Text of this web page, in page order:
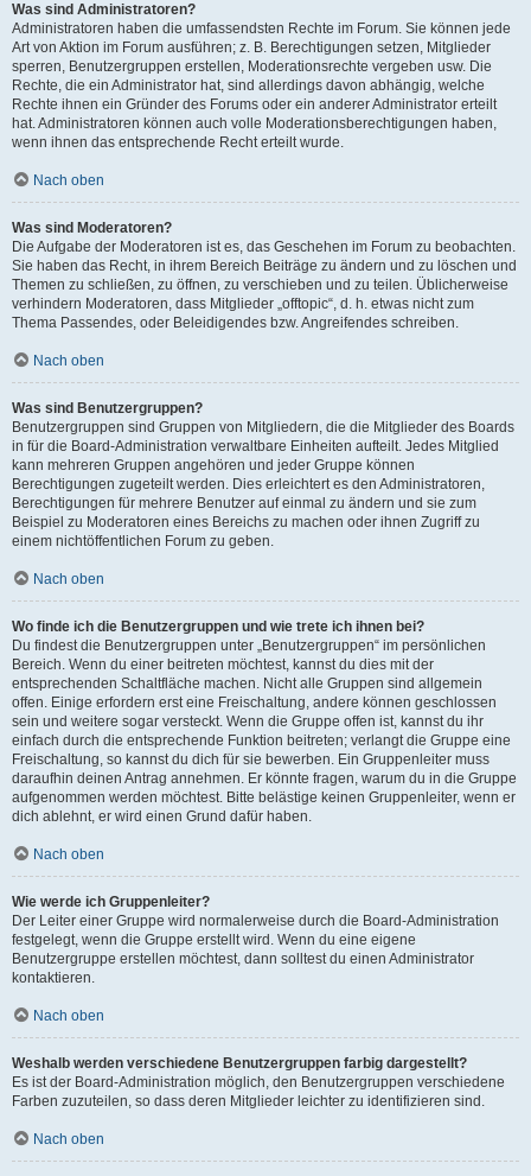
Was sind Administratoren?
Administratoren haben die umfassendsten Rechte im Forum. Sie können jede
Art von Aktion im Forum ausführen; z. B. Berechtigungen setzen, Mitglieder
sperren, Benutzergruppen erstellen, Moderationsrechte vergeben usw. Die
Rechte, die ein Administrator hat, sind allerdings davon abhängig, welche
Rechte ihnen ein Gründer des Forums oder ein anderer Administrator erteilt
hat. Administratoren können auch volle Moderationsberechtigungen haben,
wenn ihnen das entsprechende Recht erteilt wurde.
Nach oben
Was sind Moderatoren?
Die Aufgabe der Moderatoren ist es, das Geschehen im Forum zu beobachten.
Sie haben das Recht, in ihrem Bereich Beiträge zu ändern und zu löschen und
Themen zu schließen, zu öffnen, zu verschieben und zu teilen. Üblicherweise
verhindern Moderatoren, dass Mitglieder „offtopic“, d. h. etwas nicht zum
Thema Passendes, oder Beleidigendes bzw. Angreifendes schreiben.
Nach oben
Was sind Benutzergruppen?
Benutzergruppen sind Gruppen von Mitgliedern, die die Mitglieder des Boards
in für die Board-Administration verwaltbare Einheiten aufteilt. Jedes Mitglied
kann mehreren Gruppen angehören und jeder Gruppe können
Berechtigungen zugeteilt werden. Dies erleichtert es den Administratoren,
Berechtigungen für mehrere Benutzer auf einmal zu ändern und sie zum
Beispiel zu Moderatoren eines Bereichs zu machen oder ihnen Zugriff zu
einem nichtöffentlichen Forum zu geben.
Nach oben
Wo finde ich die Benutzergruppen und wie trete ich ihnen bei?
Du findest die Benutzergruppen unter „Benutzergruppen“ im persönlichen
Bereich. Wenn du einer beitreten möchtest, kannst du dies mit der
entsprechenden Schaltfläche machen. Nicht alle Gruppen sind allgemein
offen. Einige erfordern erst eine Freischaltung, andere können geschlossen
sein und weitere sogar versteckt. Wenn die Gruppe offen ist, kannst du ihr
einfach durch die entsprechende Funktion beitreten; verlangt die Gruppe eine
Freischaltung, so kannst du dich für sie bewerben. Ein Gruppenleiter muss
daraufhin deinen Antrag annehmen. Er könnte fragen, warum du in die Gruppe
aufgenommen werden möchtest. Bitte belästige keinen Gruppenleiter, wenn er
dich ablehnt, er wird einen Grund dafür haben.
Nach oben
Wie werde ich Gruppenleiter?
Der Leiter einer Gruppe wird normalerweise durch die Board-Administration
festgelegt, wenn die Gruppe erstellt wird. Wenn du eine eigene
Benutzergruppe erstellen möchtest, dann solltest du einen Administrator
kontaktieren.
Nach oben
Weshalb werden verschiedene Benutzergruppen farbig dargestellt?
Es ist der Board-Administration möglich, den Benutzergruppen verschiedene
Farben zuzuteilen, so dass deren Mitglieder leichter zu identifizieren sind.
Nach oben